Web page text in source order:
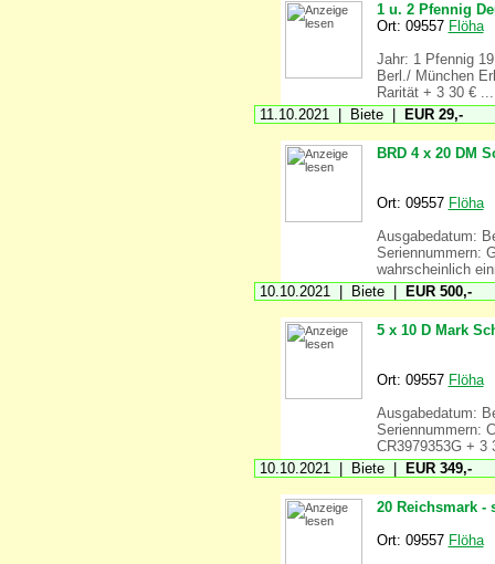
1 u. 2 Pfennig
Ort: 09557 Flöha
Jahr: 1 Pfennig
Berl./ München
Rarität + 3 30 € ...
11.10.2021 | Biete |
EUR 29,-
BRD 4 x 20 DM
Ort: 09557 Flöha
Ausgabedatum:
Seriennummern:
wahrscheinlich
10.10.2021 | Biete |
EUR 500,-
5 x 10 D Mark
Ort: 09557 Flöha
Ausgabedatum:
Seriennummern:
CR3979353G + 3
10.10.2021 | Biete |
EUR 349,-
20 Reichsmark -
Ort: 09557 Flöha